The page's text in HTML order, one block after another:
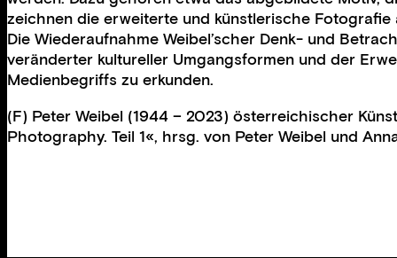
zeichnen die erweiterte und künstlerische Fotografie
Die Wiederaufnahme Weibel’scher Denk- und
veränderter kultureller Umgangsformen und der
Medienbegriffs zu erkunden.
(F) Peter Weibel (1944 – 2023) österreichischer
Photography. Teil 1«, hrsg. von Peter Weibel und